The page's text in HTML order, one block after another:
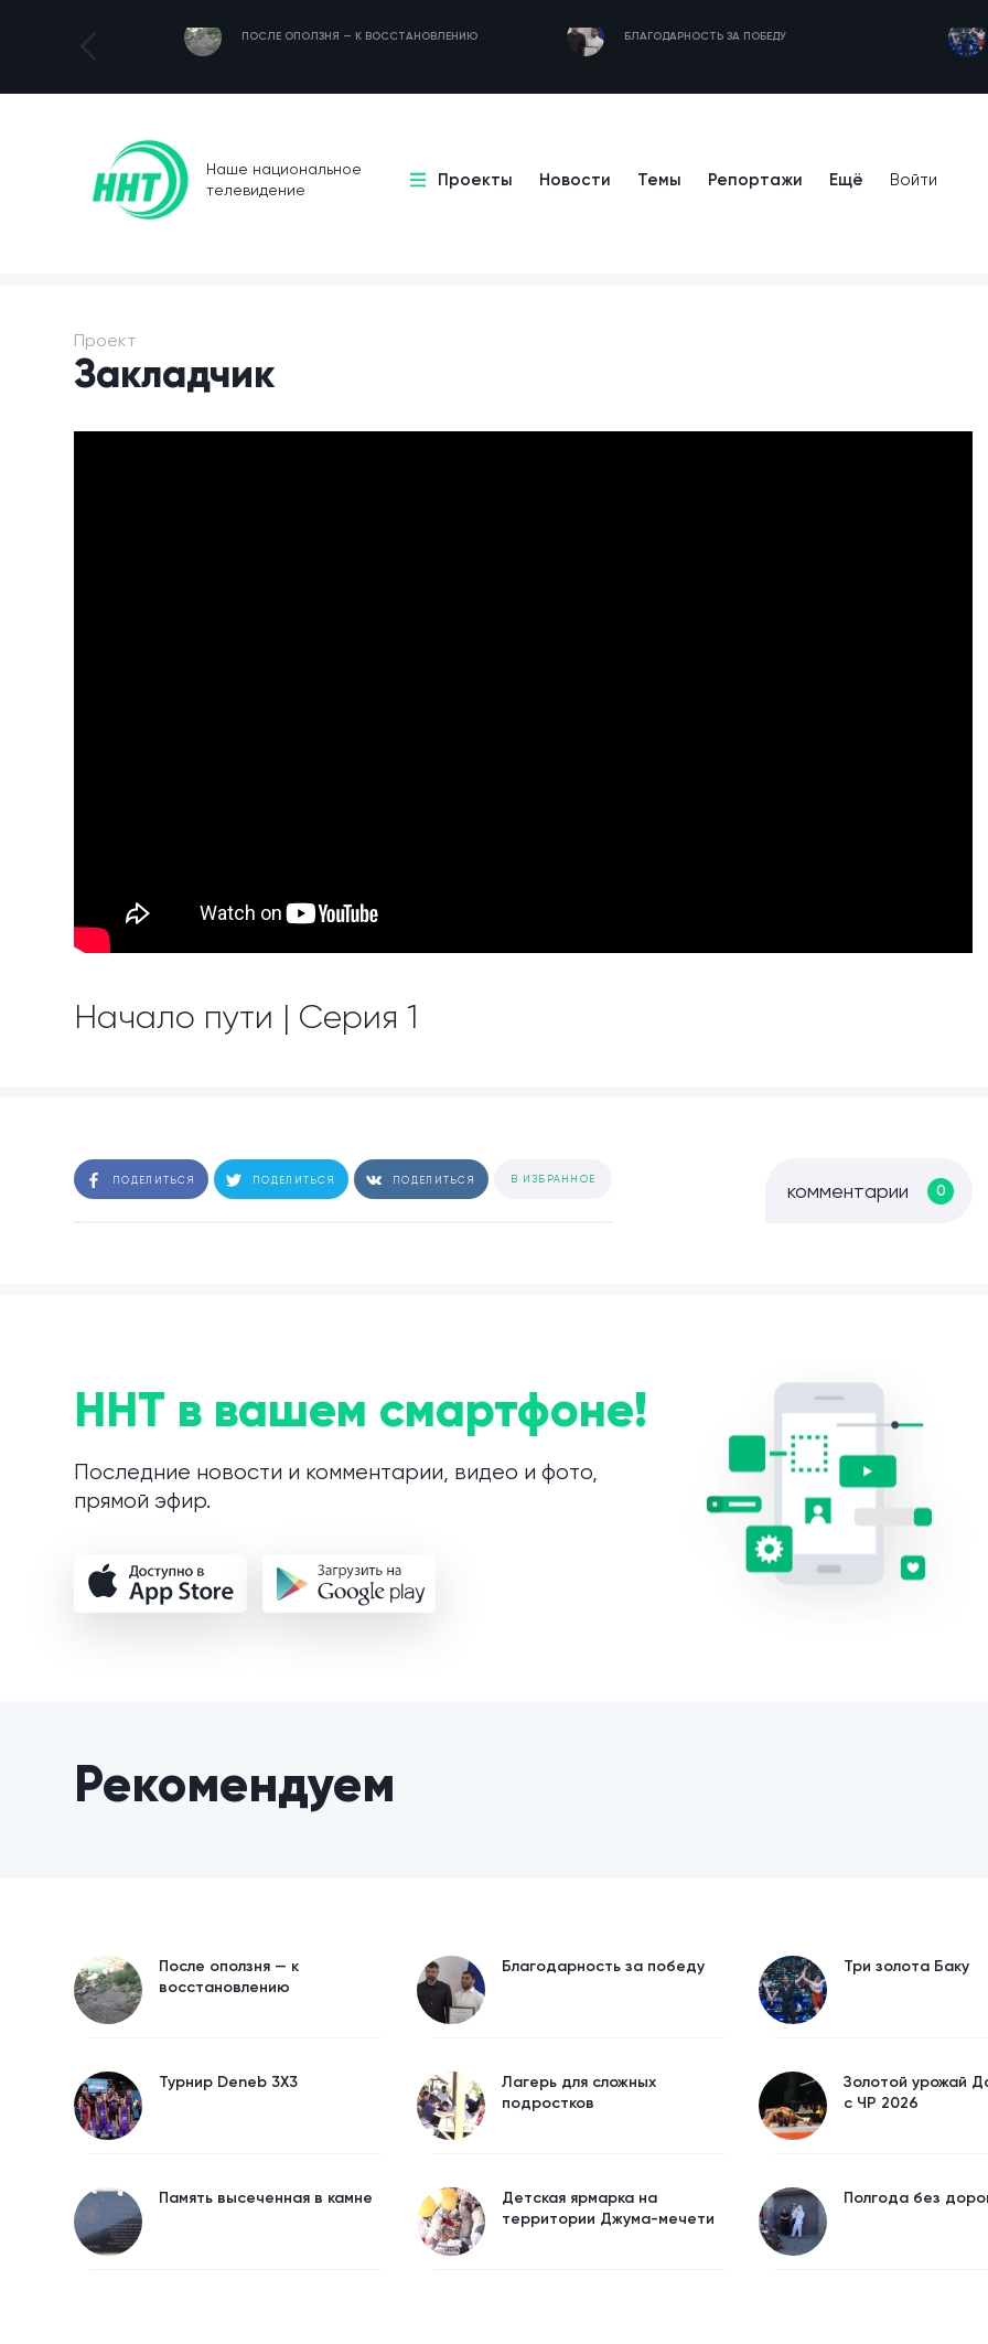
ПОСЛЕ ОПОЛЗНЯ — К ВОССТАНОВЛЕНИЮ БЛАГОДАРНОСТЬ ЗА ПОБЕДУ
Наше национальное
телевидение
Проекты Новости Темы Репортажи Ещё Войти
Проект
Закладчик
Начало пути | Cерия 1
ПОДЕЛИТЬСЯ ПОДЕЛИТЬСЯ ПОДЕЛИТЬСЯ В ИЗБРАННОЕ
комментарии 0
ННТ в вашем смартфоне!
Последние новости и комментарии, видео и фото,
прямой эфир.
Рекомендуем
После оползня — к
восстановлению
Благодарность за победу Три золота Баку
Турнир Deneb 3X3
Лагерь для сложных
подростков
Золотой урожай
с ЧР 2026
Память высеченная в камне
Детская ярмарка на
территории Джума-мечети
Полгода без